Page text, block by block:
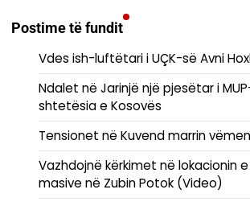
Postime të fundit
Vdes ish-luftëtari i UÇK-së Avni
Ndalet në Jarinjë një pjesëtar i
shtetësia e Kosovës
Tensionet në Kuvend marrin
Vazhdojnë kërkimet në lokacionin
masive në Zubin Potok (Video)